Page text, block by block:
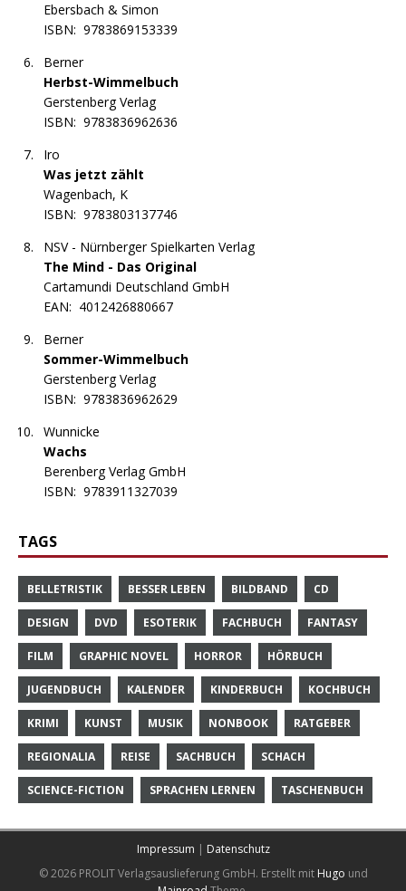
Ebersbach & Simon
ISBN: 9783869153339
Berner
Herbst-Wimmelbuch
Gerstenberg Verlag
ISBN: 9783836962636
Iro
Was jetzt zählt
Wagenbach, K
ISBN: 9783803137746
NSV - Nürnberger Spielkarten Verlag
The Mind - Das Original
Cartamundi Deutschland GmbH
EAN: 4012426880667
Berner
Sommer-Wimmelbuch
Gerstenberg Verlag
ISBN: 9783836962629
Wunnicke
Wachs
Berenberg Verlag GmbH
ISBN: 9783911327039
TAGS
BELLETRISTIK BESSER LEBEN BILDBAND CD
DESIGN DVD ESOTERIK FACHBUCH FANTASY
FILM GRAPHIC NOVEL HORROR HÖRBUCH
JUGENDBUCH KALENDER KINDERBUCH KOCHBUCH
KRIMI KUNST MUSIK NONBOOK RATGEBER
REGIONALIA REISE SACHBUCH SCHACH
SCIENCE-FICTION SPRACHEN LERNEN TASCHENBUCH
Impressum | Datenschutz
© 2026 PROLIT Verlagsauslieferung GmbH. Erstellt mit Hugo und